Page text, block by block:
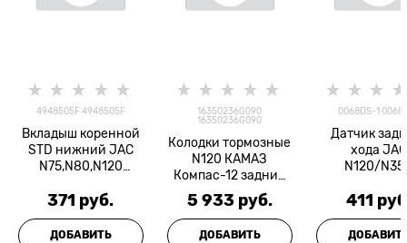
4948505F 4948505F
Вкладыш коренной
STD нижний JAC
N75,N80,N120
ISF3.8 =FOTON=
371 руб.
ДОБАВИТЬ
16350236G090
16350236G090
Колодки тормозные
N120 КАМАЗ
Компас-12 задние
барабанные (1шт.)
(верхняя в сборе)
JAC АККОР
5 933 руб.
ДОБАВИТЬ
0068DS-1
Датчик
хода JAC
N120/
411